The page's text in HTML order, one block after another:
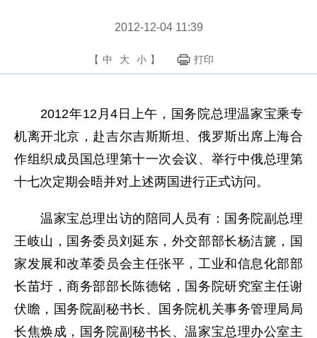
2012-12-04 11:39
【 中 大 小 】 打印
2012年12月4日上午，国务院总理温家宝乘专
机离开北京，赴吉尔吉斯斯坦、俄罗斯出席上海合
作组织成员国总理第十一次会议、举行中俄总理第
十七次定期会晤并对上述两国进行正式访问。
温家宝总理出访的陪同人员有：国务院副总理
王岐山，国务委员刘延东，外交部部长杨洁篪，国
家发展和改革委员会主任张平，工业和信息化部部
长苗圩，商务部部长陈德铭，国务院研究室主任谢
伏瞻，国务院副秘书长、国务院机关事务管理局局
长焦焕成，国务院副秘书长、温家宝总理办公室主